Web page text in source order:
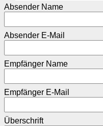
Absender Name
Absender E-Mail
Empfänger Name
Empfänger E-Mail
Überschrift